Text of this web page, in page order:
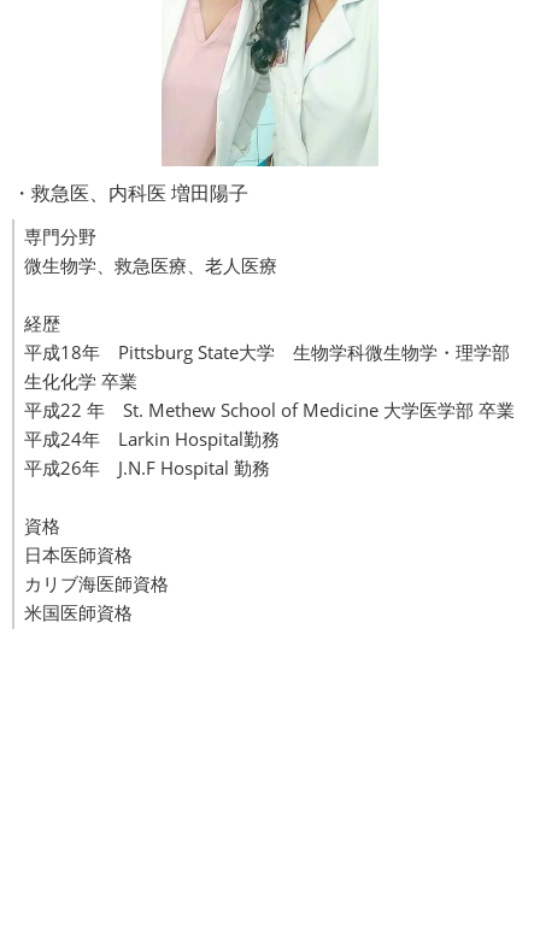
・救急医、内科医 増田陽子
専門分野
微生物学、救急医療、老人医療
経歴
平成18年 Pittsburg State大学 生物学科微生物学・理学部
生化化学 卒業
平成22 年 St. Methew School of Medicine 大学医学部 卒業
平成24年 Larkin Hospital勤務
平成26年 J.N.F Hospital 勤務
資格
日本医師資格
カリブ海医師資格
米国医師資格